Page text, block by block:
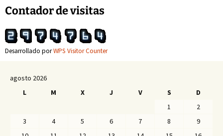
entradas
Contador de visitas
Desarrollado porWPS Visitor Counter
agosto 2026
L
M X J V S
D
1
2
3
4 5 6 7 8
9